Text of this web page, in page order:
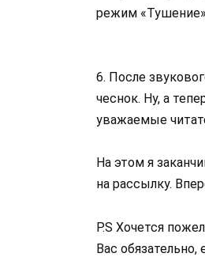
режим
6. После
чеснок. Ну, а
уважаемые
На этом я
на рассылку.
P.S Хочется
Вас